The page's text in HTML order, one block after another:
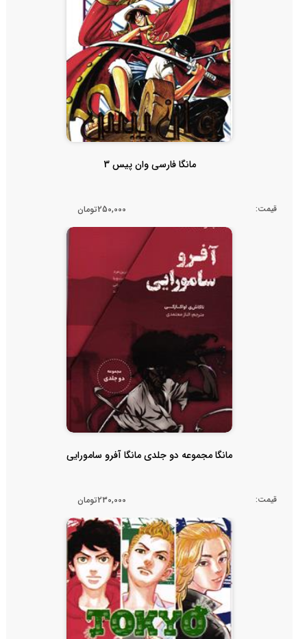
مانگا فارسی وان پیس 3
قیمت: 250,000تومان
مانگا مجموعه دو جلدی مانگا آفرو سامورایی
قیمت: 230,000تومان